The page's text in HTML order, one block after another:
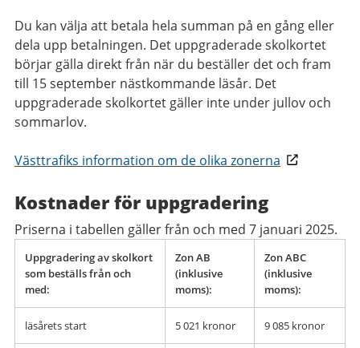
Du kan välja att betala hela summan på en gång eller
dela upp betalningen. Det uppgraderade skolkortet
börjar gälla direkt från när du beställer det och fram
till 15 september nästkommande läsår. Det
uppgraderade skolkortet gäller inte under jullov och
sommarlov.
Västtrafiks information om de olika zonerna
Kostnader för uppgradering
Priserna i tabellen gäller från och med 7 januari 2025.
Uppgradering av skolkort
som beställs från och
med:
Zon AB
(inklusive
moms):
Zon ABC
(inklusive
moms):
läsårets start 5 021 kronor 9 085 kronor